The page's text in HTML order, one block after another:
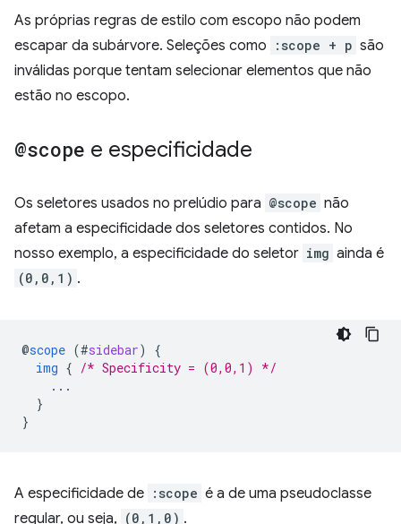
As próprias regras de estilo com escopo não podem
escapar da subárvore. Seleções como
:scope + p são
inválidas porque tentam selecionar elementos que não
estão no escopo.
@scope e especificidade
Os seletores usados no prelúdio para @scope não
afetam a especificidade dos seletores contidos. No
nosso exemplo, a especificidade do seletor img ainda é
(0,0,1) .
@scope (#sidebar)
{
img { /* Specificity = (0,0,1) */
...
}
}
A especificidade de :scope é a de uma pseudoclasse
regular, ou seja, (0,1,0) .